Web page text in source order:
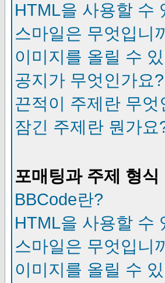
HTML을 사용할 수
스마일은 무엇입니
이미지를 올릴 수
공지가 무엇인가요?
끈적이 주제란 무엇
잠긴 주제란 뭔가요
포매팅과 주제 형식
BBCode란?
HTML을 사용할 수
스마일은 무엇입니
이미지를 올릴 수